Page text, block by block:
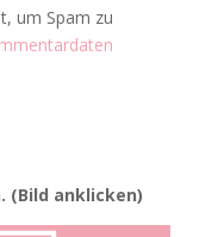
um Spam zu
(Bild anklicken)